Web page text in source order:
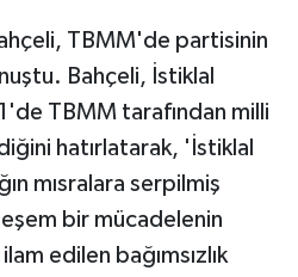
TBMM'de partisinin
Bahçeli, İstiklal
TBMM tarafından milli
hatırlatarak, 'İstiklal
mısralara serpilmiş
bir mücadelenin
edilen bağımsızlık